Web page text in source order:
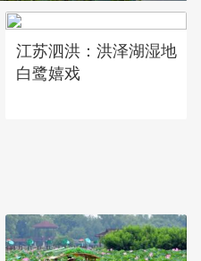
江苏泗洪：洪泽湖湿地
白鹭嬉戏